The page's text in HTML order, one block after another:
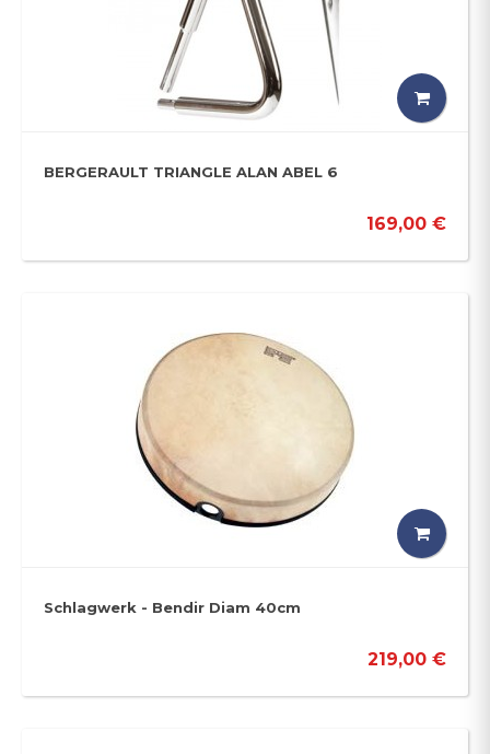
BERGERAULT TRIANGLE ALAN ABEL 6
169,00 €
Schlagwerk - Bendir Diam 40cm
219,00 €